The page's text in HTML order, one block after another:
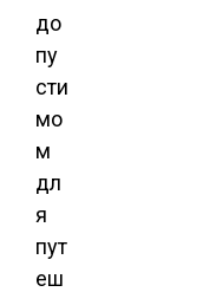
до
пу
сти
мо
м
дл
я
пут
еш